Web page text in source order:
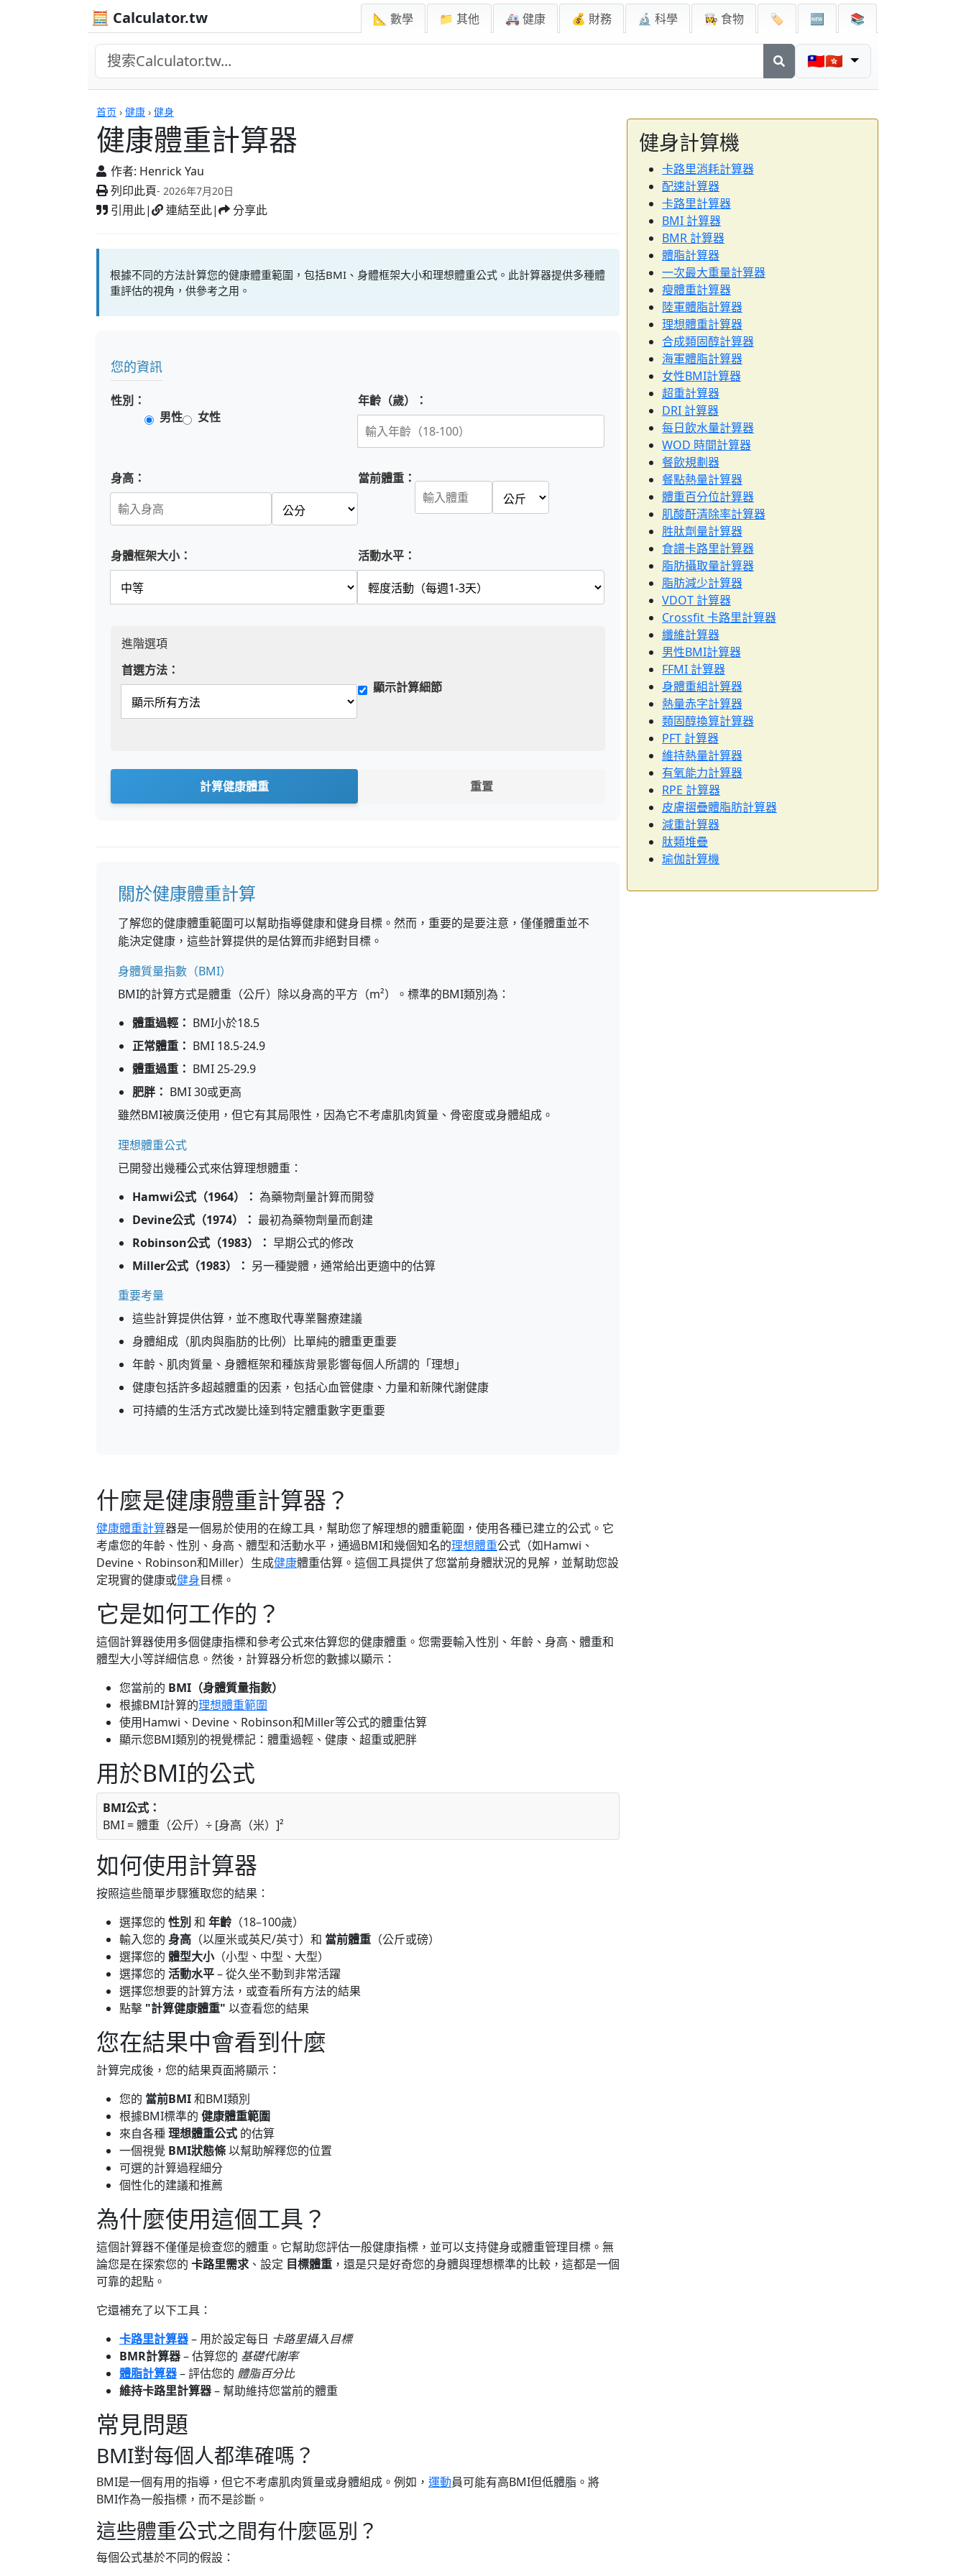
🧮 Calculator.tw 📐 數學 📁 其他 🚑 健康 💰 財務 🔬 科學 👩‍🍳 食物 🏷️ 🆕 📚
🇹🇼🇭🇰
首页 › 健康 › 健身
健康體重計算器
作者: Henrick Yau
列印此頁- 2026年7月20日
引用此| 連結至此| 分享此
計算機
根據不同的方法計算您的健康體重範圍，包括BMI、身體框架大小和理想體重公式。此計算器提供多種體
重評估的視角，供參考之用。
您的資訊
性別：
男性
女性
年齡（歲）：
身高： 當前體重：
身體框架大小： 活動水平：
進階選項
首選方法：
顯示計算細節
計算健康體重 重置
關於健康體重計算
了解您的健康體重範圍可以幫助指導健康和健身目標。然而，重要的是要注意，僅僅體重並不
能決定健康，這些計算提供的是估算而非絕對目標。
身體質量指數（BMI）
BMI的計算方式是體重（公斤）除以身高的平方（m²）。標準的BMI類別為：
體重過輕： BMI小於18.5
正常體重： BMI 18.5-24.9
體重過重： BMI 25-29.9
肥胖： BMI 30或更高
雖然BMI被廣泛使用，但它有其局限性，因為它不考慮肌肉質量、骨密度或身體組成。
理想體重公式
已開發出幾種公式來估算理想體重：
Hamwi公式（1964）： 為藥物劑量計算而開發
Devine公式（1974）： 最初為藥物劑量而創建
Robinson公式（1983）： 早期公式的修改
Miller公式（1983）： 另一種變體，通常給出更適中的估算
重要考量
這些計算提供估算，並不應取代專業醫療建議
身體組成（肌肉與脂肪的比例）比單純的體重更重要
年齡、肌肉質量、身體框架和種族背景影響每個人所謂的「理想」
健康包括許多超越體重的因素，包括心血管健康、力量和新陳代謝健康
可持續的生活方式改變比達到特定體重數字更重要
什麼是健康體重計算器？
健康體重計算器是一個易於使用的在線工具，幫助您了解理想的體重範圍，使用各種已建立的公式。它
考慮您的年齡、性別、身高、體型和活動水平，通過BMI和幾個知名的理想體重公式（如Hamwi、
Devine、Robinson和Miller）生成健康體重估算。這個工具提供了您當前身體狀況的見解，並幫助您設
定現實的健康或健身目標。
它是如何工作的？
這個計算器使用多個健康指標和參考公式來估算您的健康體重。您需要輸入性別、年齡、身高、體重和
體型大小等詳細信息。然後，計算器分析您的數據以顯示：
您當前的 BMI（身體質量指數）
根據BMI計算的理想體重範圍
使用Hamwi、Devine、Robinson和Miller等公式的體重估算
顯示您BMI類別的視覺標記：體重過輕、健康、超重或肥胖
用於BMI的公式
BMI公式：
BMI = 體重（公斤）÷ [身高（米）]²
如何使用計算器
按照這些簡單步驟獲取您的結果：
選擇您的 性別 和 年齡 （18–100歲）
輸入您的 身高 （以厘米或英尺/英寸）和 當前體重 （公斤或磅）
選擇您的 體型大小（小型、中型、大型）
選擇您的 活動水平– 從久坐不動到非常活躍
選擇您想要的計算方法，或查看所有方法的結果
點擊 "計算健康體重" 以查看您的結果
您在結果中會看到什麼
計算完成後，您的結果頁面將顯示：
您的 當前BMI和BMI類別
根據BMI標準的 健康體重範圍
來自各種理想體重公式 的估算
一個視覺 BMI狀態條以幫助解釋您的位置
可選的計算過程細分
個性化的建議和推薦
為什麼使用這個工具？
這個計算器不僅僅是檢查您的體重。它幫助您評估一般健康指標，並可以支持健身或體重管理目標。無
論您是在探索您的 卡路里需求 、設定 目標體重 ，還是只是好奇您的身體與理想標準的比較，這都是一個
可靠的起點。
它還補充了以下工具：
卡路里計算器– 用於設定每日 卡路里攝入目標
BMR計算器– 估算您的 基礎代謝率
體脂計算器– 評估您的 體脂百分比
維持卡路里計算器– 幫助維持您當前的體重
常見問題
BMI對每個人都準確嗎？
BMI是一個有用的指導，但它不考慮肌肉質量或身體組成。例如， 運動員可能有高BMI但低體脂。將
BMI作為一般指標，而不是診斷。
這些體重公式之間有什麼區別？
每個公式基於不同的假設：
健身計算機
卡路里消耗計算器
配速計算器
卡路里計算器
BMI 計算器
BMR 計算器
體脂計算器
一次最大重量計算器
瘦體重計算器
陸軍體脂計算器
理想體重計算器
合成類固醇計算器
海軍體脂計算器
女性BMI計算器
超重計算器
DRI 計算器
每日飲水量計算器
WOD 時間計算器
餐飲規劃器
餐點熱量計算器
體重百分位計算器
肌酸酐清除率計算器
胜肽劑量計算器
食譜卡路里計算器
脂肪攝取量計算器
脂肪減少計算器
VDOT 計算器
Crossfit 卡路里計算器
纖維計算器
男性BMI計算器
FFMI 計算器
身體重組計算器
熱量赤字計算器
類固醇換算計算器
PFT 計算器
維持熱量計算器
有氧能力計算器
RPE 計算器
皮膚摺疊體脂肪計算器
減重計算器
肽類堆疊
瑜伽計算機